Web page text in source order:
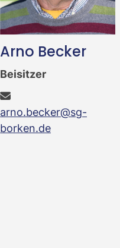
Arno Becker
Beisitzer
arno.becker@sg-
borken.de